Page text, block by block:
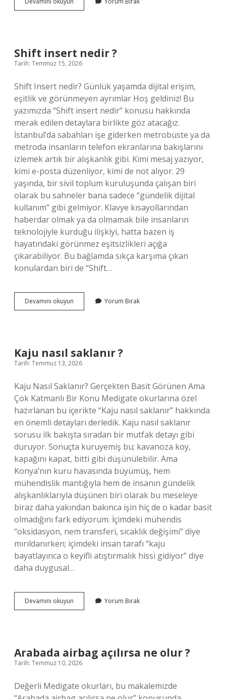
pişmiş
?
Shift insert nedir ?
Tarih: Temmuz 15, 2026
Shift Insert nedir? Günlük yaşamda dijital erişim,
eşitlik ve görünmeyen ayrımlar Hoş geldiniz! Bu
yazımızda “Shift insert nedir” konusu hakkında
merak edilen detaylara birlikte göz atacağız.
İstanbul’da sabahları işe giderken metrobüste ya da
metroda insanların telefon ekranlarına bakışlarını
izlemek artık bir alışkanlık gibi. Kimi mesaj yazıyor,
kimi e-posta düzenliyor, kimi de not alıyor. 29
yaşında, bir sivil toplum kuruluşunda çalışan biri
olarak bu sahneler bana sadece “gündelik dijital
kullanım” gibi gelmiyor. Klavye kısayollarından
haberdar olmak ya da olmamak bile insanların
teknolojiyle kurduğu ilişkiyi, hatta bazen iş
hayatındaki görünmez eşitsizlikleri açığa
çıkarabiliyor. Bu bağlamda sıkça karşıma çıkan
konulardan biri de “Shift…
Devamını okuyun
insert
Yorum Bırak
Kaju nasıl saklanır ?
Tarih: Temmuz 13, 2026
Kaju Nasıl Saklanır? Gerçekten Basit Görünen Ama
Çok Katmanlı Bir Konu Medigate okurlarına özel
hazırlanan bu içerikte “Kaju nasıl saklanır” hakkında
en önemli detayları derledik. Kaju nasıl saklanır
sorusu ilk bakışta sıradan bir mutfak detayı gibi
duruyor. Sonuçta kuruyemiş bu; kavanoza koy,
kapağını kapat, bitti gibi düşünülebilir. Ama
Konya’nın kuru havasında büyümüş, hem
mühendislik mantığıyla hem de insanın gündelik
alışkanlıklarıyla düşünen biri olarak bu meseleye
biraz daha yakından bakınca işin hiç de o kadar basit
olmadığını fark ediyorum. İçimdeki mühendis
“oksidasyon, nem transferi, sıcaklık değişimi” diye
mırıldanırken; içimdeki insan tarafı “kaju
bayatlayınca o keyifli atıştırmalık hissi gidiyor” diye
daha duygusal…
Devamını okuyun
nasıl
Yorum Bırak
Arabada airbag açılırsa ne olur ?
Tarih: Temmuz 10, 2026
Değerli Medigate okurları, bu makalemizde